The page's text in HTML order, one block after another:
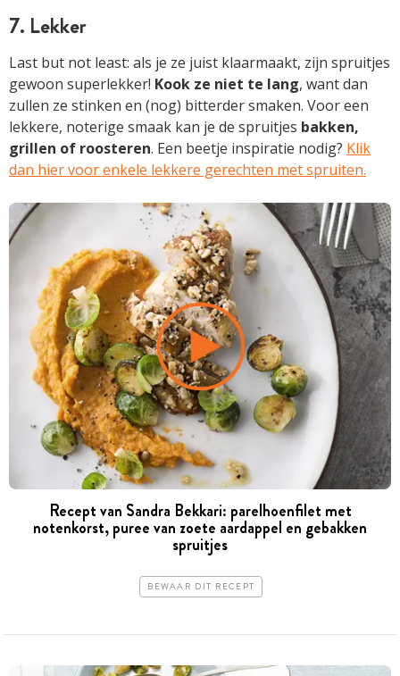
7. Lekker
Last but not least: als je ze juist klaarmaakt, zijn spruitjes
gewoon superlekker! Kook ze niet te lang, want dan
zullen ze stinken en (nog) bitterder smaken. Voor een
lekkere, noterige smaak kan je de spruitjes bakken,
grillen of roosteren. Een beetje inspiratie nodig? Klik
dan hier voor enkele lekkere gerechten met spruiten.
Recept van Sandra Bekkari: parelhoenfilet met
notenkorst, puree van zoete aardappel en gebakken
spruitjes
BEWAAR DIT RECEPT